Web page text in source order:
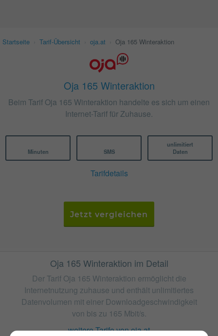
Startseite Tarif-Übersicht oja.at Oja 165 Winteraktion
Oja 165 Winteraktion
Beim Tarif Oja 165 Winteraktion handelte es sich um einen
Internet-Tarif für Zuhause.
Minuten SMS
unlimitiert
Daten
Tarifdetails
Jetzt vergleichen
Oja 165 Winteraktion im Detail
Der Tarif Oja 165 Winteraktion ermöglicht die
Internetnutzung zuhause und enthält unlimitiertes
Datenvolumen mit einer Downloadgeschwindigkeit
von bis zu 165 Mbit/s.
weitere Tarife von oja.at